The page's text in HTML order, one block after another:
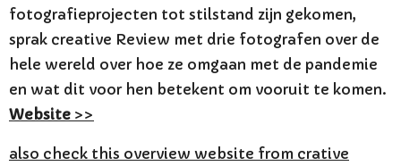
fotografieprojecten tot stilstand zijn gekomen,
sprak creative Review met drie fotografen over de
hele wereld over hoe ze omgaan met de pandemie
en wat dit voor hen betekent om vooruit te komen.
Website >>
also check this overview website from crative